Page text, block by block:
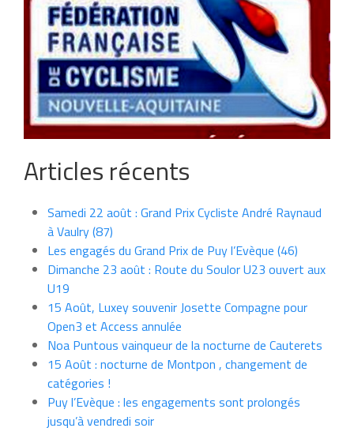
Articles récents
Samedi 22 août : Grand Prix Cycliste André Raynaud
à Vaulry (87)
Les engagés du Grand Prix de Puy l’Evèque (46)
Dimanche 23 août : Route du Soulor U23 ouvert aux
U19
15 Août, Luxey souvenir Josette Compagne pour
Open3 et Access annulée
Noa Puntous vainqueur de la nocturne de Cauterets
15 Août : nocturne de Montpon , changement de
catégories !
Puy l’Evèque : les engagements sont prolongés
jusqu’à vendredi soir